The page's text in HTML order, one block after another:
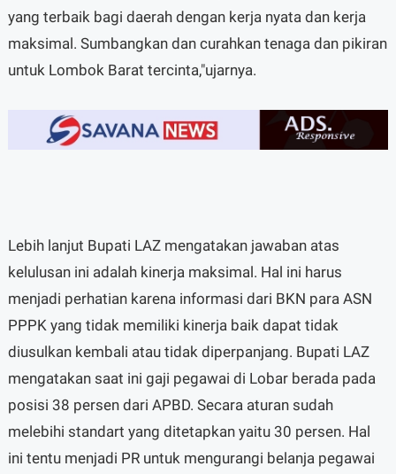
yang terbaik bagi daerah dengan kerja nyata dan kerja
maksimal. Sumbangkan dan curahkan tenaga dan pikiran
untuk Lombok Barat tercinta,"ujarnya.
Lebih lanjut Bupati LAZ mengatakan jawaban atas
kelulusan ini adalah kinerja maksimal. Hal ini harus
menjadi perhatian karena informasi dari BKN para ASN
PPPK yang tidak memiliki kinerja baik dapat tidak
diusulkan kembali atau tidak diperpanjang. Bupati LAZ
mengatakan saat ini gaji pegawai di Lobar berada pada
posisi 38 persen dari APBD. Secara aturan sudah
melebihi standart yang ditetapkan yaitu 30 persen. Hal
ini tentu menjadi PR untuk mengurangi belanja pegawai